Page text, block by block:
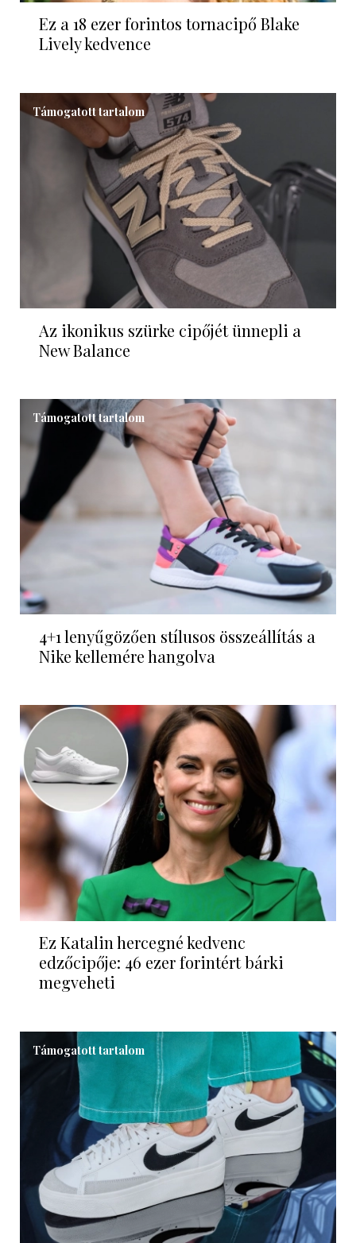
Ez a 18 ezer forintos tornacipő Blake
Lively kedvence
Támogatott tartalom
Az ikonikus szürke cipőjét ünnepli a
New Balance
Támogatott tartalom
4+1 lenyűgözően stílusos összeállítás a
Nike kellemére hangolva
Ez Katalin hercegné kedvenc
edzőcipője: 46 ezer forintért bárki
megveheti
Támogatott tartalom